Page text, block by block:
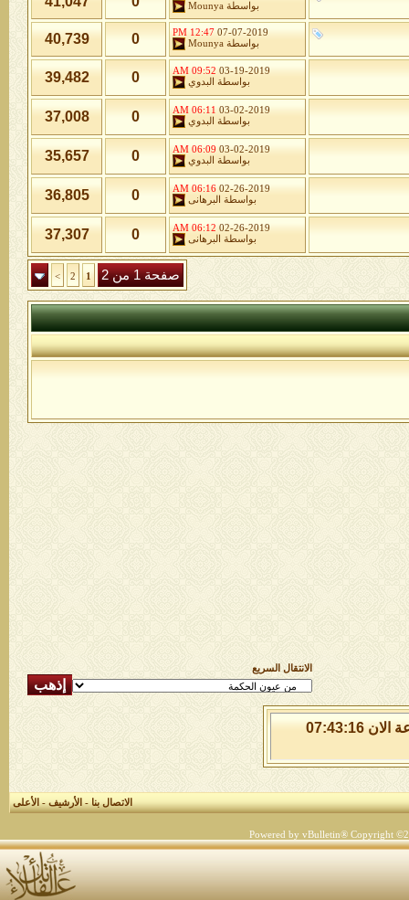
بواسطة Mounya
07-07-2019
12:47 PM
بواسطة Mounya
0
40,739
03-19-2019
09:52 AM
بواسطة
البدوي 0
39,482
03-02-2019
06:11 AM
بواسطة
البدوي 0
37,008
03-02-2019
06:09 AM
بواسطة
البدوي 0
35,657
02-26-2019
06:16 AM
بواسطة
البرهانى 0
36,805
02-26-2019
06:12 AM
بواسطة
البرهانى 0
37,307
صفحة 1 من 2 1
2
>
الانتقال السريع
الجمعة 7 من اغسطس 2026 , الساعة الان 07:43:16
الاتصال بنا-الأرشيف-الأعلى
Powered by vBulletin® Copyright